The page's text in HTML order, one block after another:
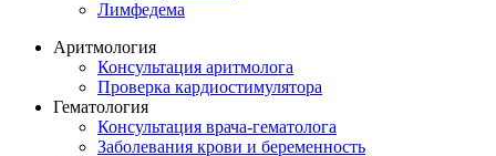
Лимфедема
Аритмология
Консультация аритмолога
Проверка кардиостимулятора
Гематология
Консультация врача-гематолога
Заболевания крови и беременность